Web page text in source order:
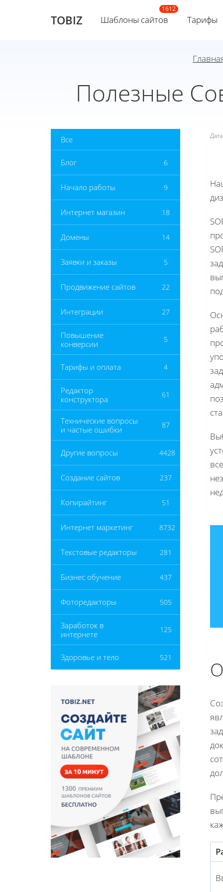
TOBIZ Шаблоны сайтов Тарифы
Полезные
Все
Блог 6
Начало работы 9
Интернет магазин 18
Домены 14
Заявки и заказы 5
Продвижение сайтов 22
Интеграции 27
Повышение
конверсии
5
Тарифы и оплата 4
Редактор
конструктора
61
Технические вопросы
и частые ошибки
87
Другие вопросы 4428
Создание сайтов 237
Копирайтинг 51
Интернет маркетинг 8732
Текстовые редакторы 281
Бизнес обучение 437
Фоторедакторы 505
Заработок в
интернете
125
Здоровье и тело 521